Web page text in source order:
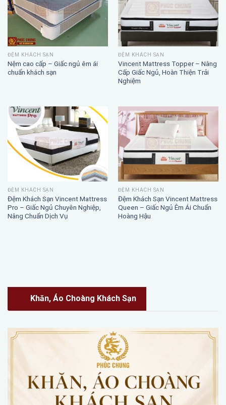
ĐỆM KHÁCH SẠN
Nệm cao cấp – Giấc ngủ êm ái
chuẩn khách sạn
ĐỆM KHÁCH SẠN
Vincent Mattress Topper – Nâng
Cấp Giấc Ngủ, Hoàn Thiện Trải
Nghiệm
ĐỆM KHÁCH SẠN
Đệm Khách Sạn Vincent Mattress
Pro – Giấc Ngủ Chuyên Nghiệp,
Nâng Chuẩn Dịch Vụ
ĐỆM KHÁCH SẠN
Đệm Khách Sạn Vincent Mattress
Queen – Giấc Ngủ Êm Ái Chuẩn
Hoàng Hậu
Khăn, Áo Choàng Khách Sạn